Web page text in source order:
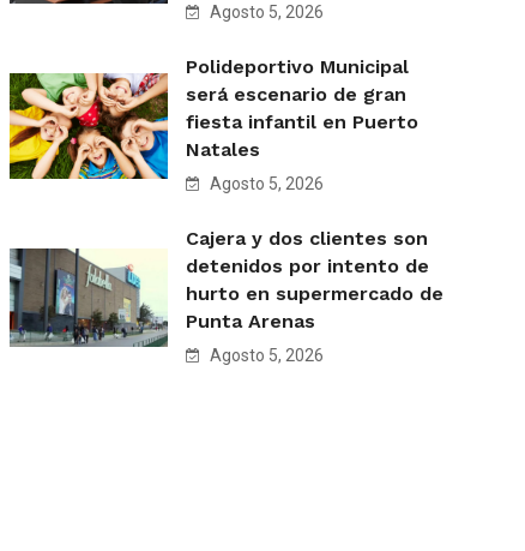
Agosto 5, 2026
Polideportivo Municipal
será escenario de gran
fiesta infantil en Puerto
Natales
Agosto 5, 2026
Cajera y dos clientes son
detenidos por intento de
hurto en supermercado de
Punta Arenas
Agosto 5, 2026